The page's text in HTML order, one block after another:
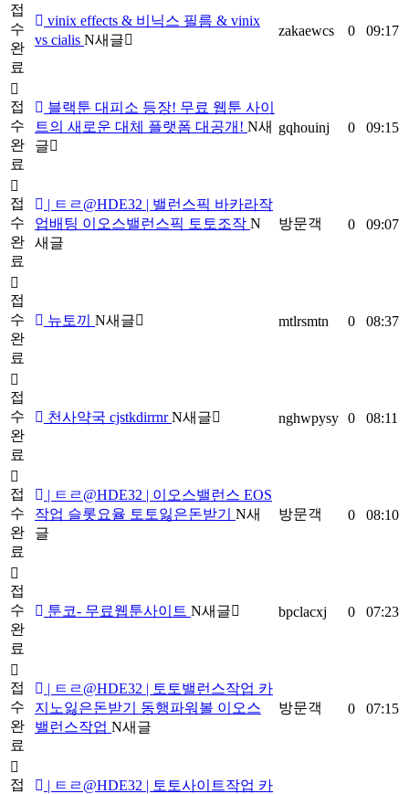
접
수
완
료
vinix effects & 비닉스 필름 & vinix
vs cialis N새글
zakaewcs 0 09:17
접
수
완
료
블랙툰 대피소 등장! 무료 웹툰 사이
트의 새로운 대체 플랫폼 대공개! N새
글
gqhouinj 0 09:15
접
수
완
료
| ㅌㄹ@HDE32 | 밸런스픽 바카라작
업배팅 이오스밸런스픽 토토조작 N
새글
방문객 0 09:07
접
수
완
료
뉴토끼 N새글 mtlrsmtn 0 08:37
접
수
완
료
천사약국 cjstkdirrnrN새글 nghwpysy 0 08:11
접
수
완
료
| ㅌㄹ@HDE32 | 이오스밸런스 EOS
작업 슬롯요율 토토잃은돈받기 N새
글
방문객 0 08:10
접
수
완
료
툰코- 무료웹툰사이트 N새글 bpclacxj 0 07:23
접
수
완
료
| ㅌㄹ@HDE32 | 토토밸런스작업 카
지노잃은돈받기 동행파워볼 이오스
밸런스작업 N새글
방문객 0 07:15
접
| ㅌㄹ@HDE32 | 토토사이트작업 카